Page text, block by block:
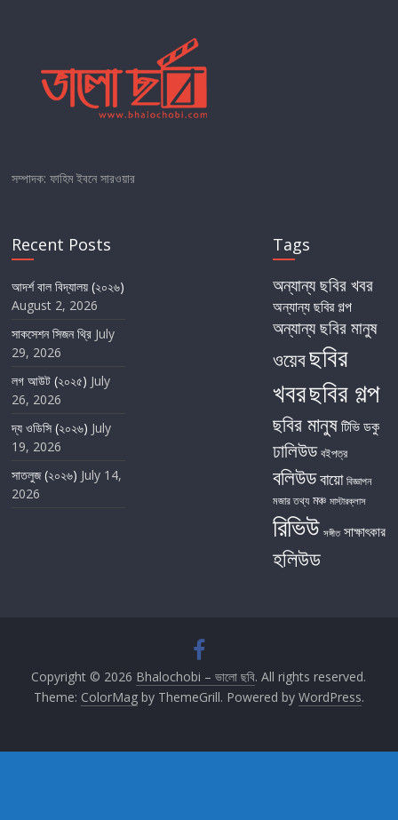
সম্পাদক: ফাহিম ইবনে সারওয়ার
Recent Posts
আদর্শ বাল বিদ্যালয় (২০২৬)
August 2, 2026
সাকসেশন সিজন থ্রি July
29, 2026
লগ আউট (২০২৫) July
26, 2026
দ্য ওডিসি (২০২৬) July
19, 2026
সাতলুজ (২০২৬) July 14,
2026
Tags
অন্যান্য ছবির খবর
অন্যান্য ছবির গল্প
অন্যান্য ছবির মানুষ
ওয়েবছবির
খবরছবির গল্প
ছবির মানুষটিভিডকু
ঢালিউড বইপত্র
বলিউডবায়ো বিজ্ঞাপন
মজার তথ্য মঞ্চ মাস্টারক্লাস
রিভিউ সঙ্গীত সাক্ষাৎকার
হলিউড
Copyright © 2026 Bhalochobi – ভালো ছবি. All rights reserved.
Theme: ColorMagby ThemeGrill. Powered by WordPress.